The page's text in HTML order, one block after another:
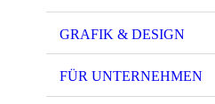
GRAFIK & DESIGN
FÜR UNTERNEHMEN